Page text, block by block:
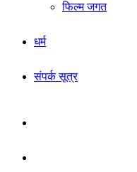
फिल्म जगत
धर्म
संपर्क सूत्र